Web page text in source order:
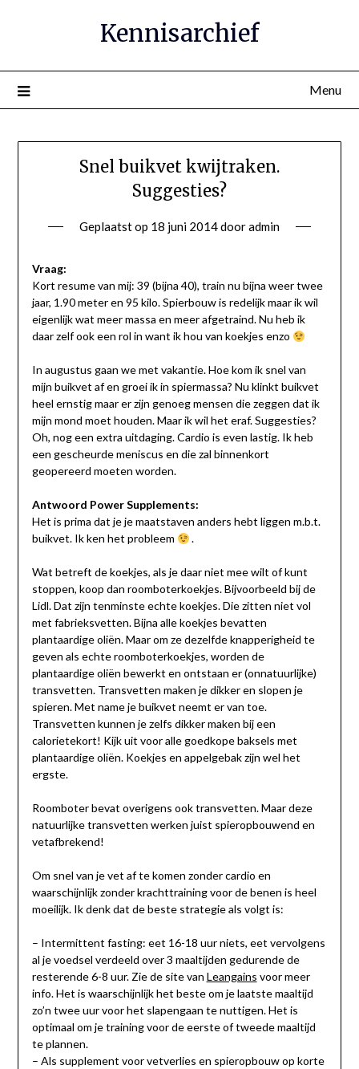
inhoud
Kennisarchief
Menu
Snel buikvet kwijtraken.
Suggesties?
Geplaatst op 18 juni 2014dooradmin
Vraag:
Kort resume van mij: 39 (bijna 40), train nu bijna weer twee
jaar, 1.90 meter en 95 kilo. Spierbouw is redelijk maar ik wil
eigenlijk wat meer massa en meer afgetraind. Nu heb ik
daar zelf ook een rol in want ik hou van koekjes enzo
In augustus gaan we met vakantie. Hoe kom ik snel van
mijn buikvet af en groei ik in spiermassa? Nu klinkt buikvet
heel ernstig maar er zijn genoeg mensen die zeggen dat ik
mijn mond moet houden. Maar ik wil het eraf. Suggesties?
Oh, nog een extra uitdaging. Cardio is even lastig. Ik heb
een gescheurde meniscus en die zal binnenkort
geopereerd moeten worden.
Antwoord Power Supplements:
Het is prima dat je je maatstaven anders hebt liggen m.b.t.
buikvet. Ik ken het probleem
.
Wat betreft de koekjes, als je daar niet mee wilt of kunt
stoppen, koop dan roomboterkoekjes. Bijvoorbeeld bij de
Lidl. Dat zijn tenminste echte koekjes. Die zitten niet vol
met fabrieksvetten. Bijna alle koekjes bevatten
plantaardige oliën. Maar om ze dezelfde knapperigheid te
geven als echte roomboterkoekjes, worden de
plantaardige oliën bewerkt en ontstaan er (onnatuurlijke)
transvetten. Transvetten maken je dikker en slopen je
spieren. Met name je buikvet neemt er van toe.
Transvetten kunnen je zelfs dikker maken bij een
calorietekort! Kijk uit voor alle goedkope baksels met
plantaardige oliën. Koekjes en appelgebak zijn wel het
ergste.
Roomboter bevat overigens ook transvetten. Maar deze
natuurlijke transvetten werken juist spieropbouwend en
vetafbrekend!
Om snel van je vet af te komen zonder cardio en
waarschijnlijk zonder krachttraining voor de benen is heel
moeilijk. Ik denk dat de beste strategie als volgt is:
– Intermittent fasting: eet 16-18 uur niets, eet vervolgens
al je voedsel verdeeld over 3 maaltijden gedurende de
resterende 6-8 uur. Zie de site van Leangains voor meer
info. Het is waarschijnlijk het beste om je laatste maaltijd
zo’n twee uur voor het slapengaan te nuttigen. Het is
optimaal om je training voor de eerste of tweede maaltijd
te plannen.
– Als supplement voor vetverlies en spieropbouw op korte